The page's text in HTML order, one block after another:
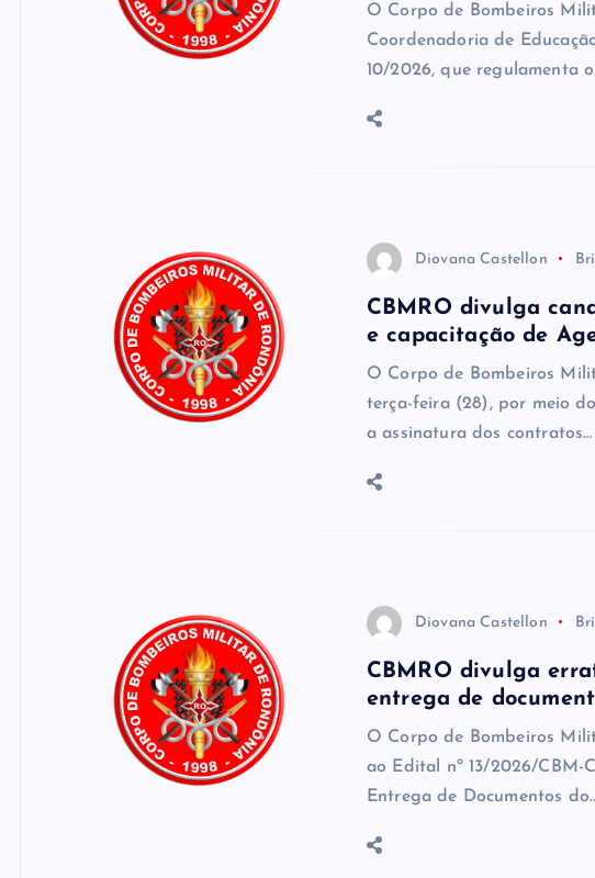
O Corpo de Bombeiros
Coordenadoria de
10/2026, que regulamenta
Diovana Castellon
CBMRO divulga
e capacitação de
O Corpo de Bombeiros
terça-feira (28), por meio
a assinatura dos contratos…
Diovana Castellon
CBMRO divulga
entrega de
O Corpo de Bombeiros
ao Edital nº 13/2026/CBM-
Entrega de Documentos